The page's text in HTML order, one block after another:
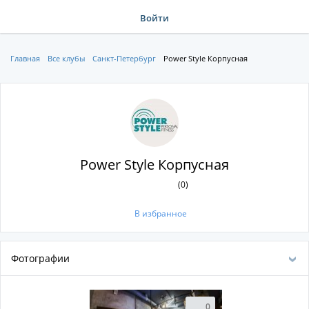
Войти
Главная Все клубы Санкт-Петербург Power Style Корпусная
Power Style Корпусная
(0)
В избранное
Фотографии
0